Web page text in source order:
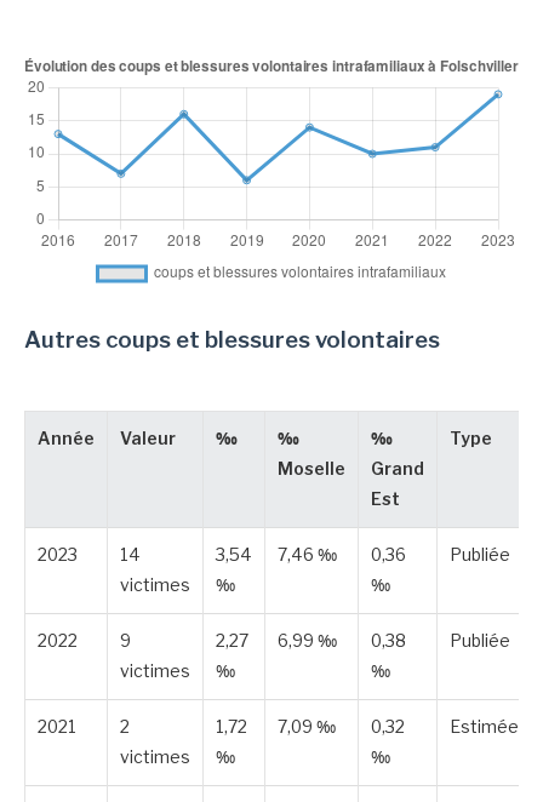
Autres coups et blessures volontaires
Année Valeur ‰
‰
Moselle
‰
Grand
Est
Type
2023
14
victimes
3,54
‰
7,46 ‰
0,36
‰
Publiée
2022
9
victimes
2,27
‰
6,99 ‰
0,38
‰
Publiée
2021
2
victimes
1,72
‰
7,09 ‰
0,32
‰
Estimée